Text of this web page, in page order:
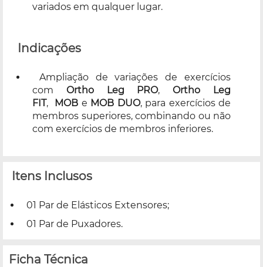
variados em qualquer lugar.
Indicações
Ampliação de variações de exercícios
com Ortho Leg PRO,Ortho Leg
FIT, MOB e MOB DUO, para exercícios de
membros superiores, combinando ou não
com exercícios de membros inferiores.
Itens Inclusos
01 Par de Elásticos Extensores;
01 Par de Puxadores.
Ficha Técnica